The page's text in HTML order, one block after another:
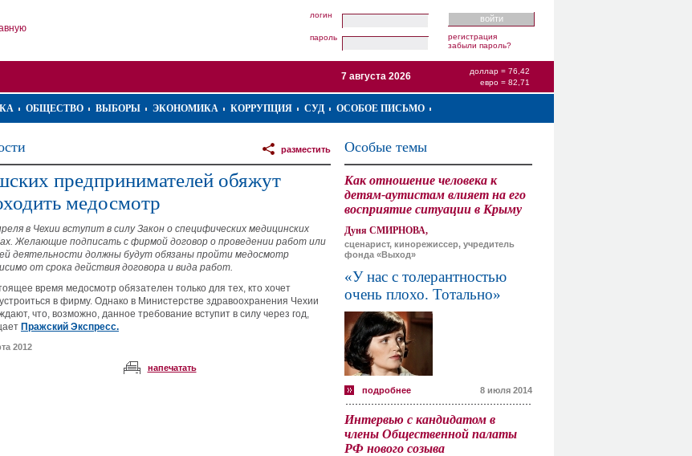
логин
пароль
регистрация
забыли пароль?
доллар = 76,42
евро = 82,71
7 августа 2026
ОБЩЕСТВО ВЫБОРЫ ЭКОНОМИКА КОРРУПЦИЯ СУД ОСОБОЕ ПИСЬМО
разместить
предпринимателей обяжут
медосмотр
в Чехии вступит в силу Закон о специфических медицинских
Желающие подписать с фирмой договор о проведении работ или
деятельности должны будут обязаны пройти медосмотр
от срока действия договора и вида работ.
время медосмотр обязателен только для тех, кто хочет
в фирму. Однако в Министерстве здравоохранения Чехии
что, возможно, данное требование вступит в силу через год,
Пражский Экспресс.
2012
напечатать
Особые темы
Как отношение человека к
детям-аутистам влияет на его
восприятие ситуации в Крыму
Дуня СМИРНОВА,
сценарист, кинорежиссер, учредитель
фонда «Выход»
«У нас с толерантностью
очень плохо. Тотально»
подробнее 8 июля 2014
Интервью с кандидатом в
члены Общественной палаты
РФ нового созыва